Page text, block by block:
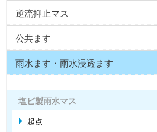
逆流抑止マス
公共ます
雨水ます・雨水浸透ます
塩ビ製雨水マス
起点